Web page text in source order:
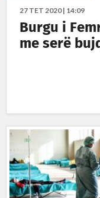
27 TET 2020 | 14:09
Burgu i
me serë